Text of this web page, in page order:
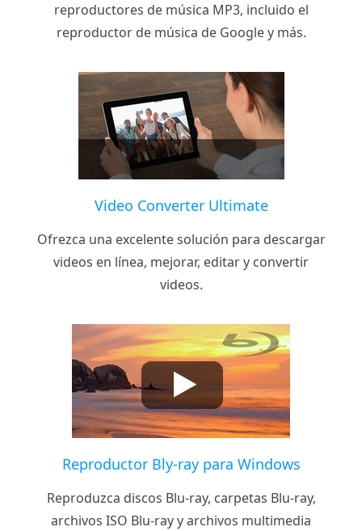
reproductores de música MP3, incluido el
reproductor de música de Google y más.
Video Converter Ultimate
Ofrezca una excelente solución para descargar
videos en línea, mejorar, editar y convertir
videos.
Reproductor Bly-ray para Windows
Reproduzca discos Blu-ray, carpetas Blu-ray,
archivos ISO Blu-ray y archivos multimedia